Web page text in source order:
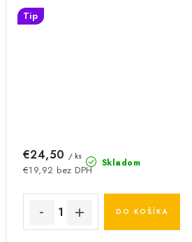
Tip
Skladom
€19,92 bez DPH
€24,50 / ks
DO KOŠÍKA